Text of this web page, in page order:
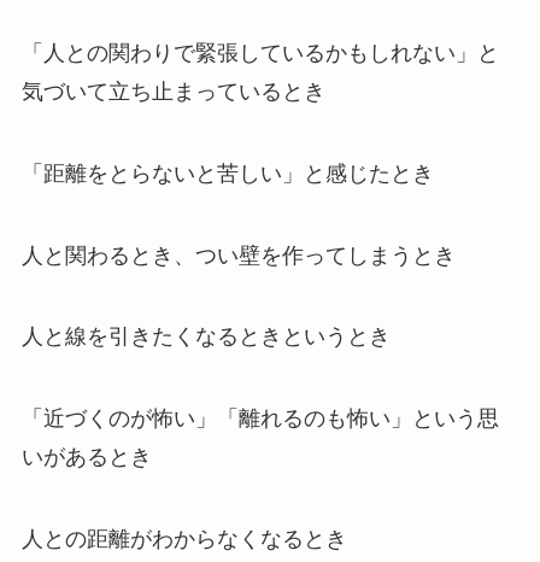
「人との関わりで緊張しているかもしれない」と
気づいて立ち止まっているとき
「距離をとらないと苦しい」と感じたとき
人と関わるとき、つい壁を作ってしまうとき
人と線を引きたくなるときというとき
「近づくのが怖い」「離れるのも怖い」という思
いがあるとき
人との距離がわからなくなるとき